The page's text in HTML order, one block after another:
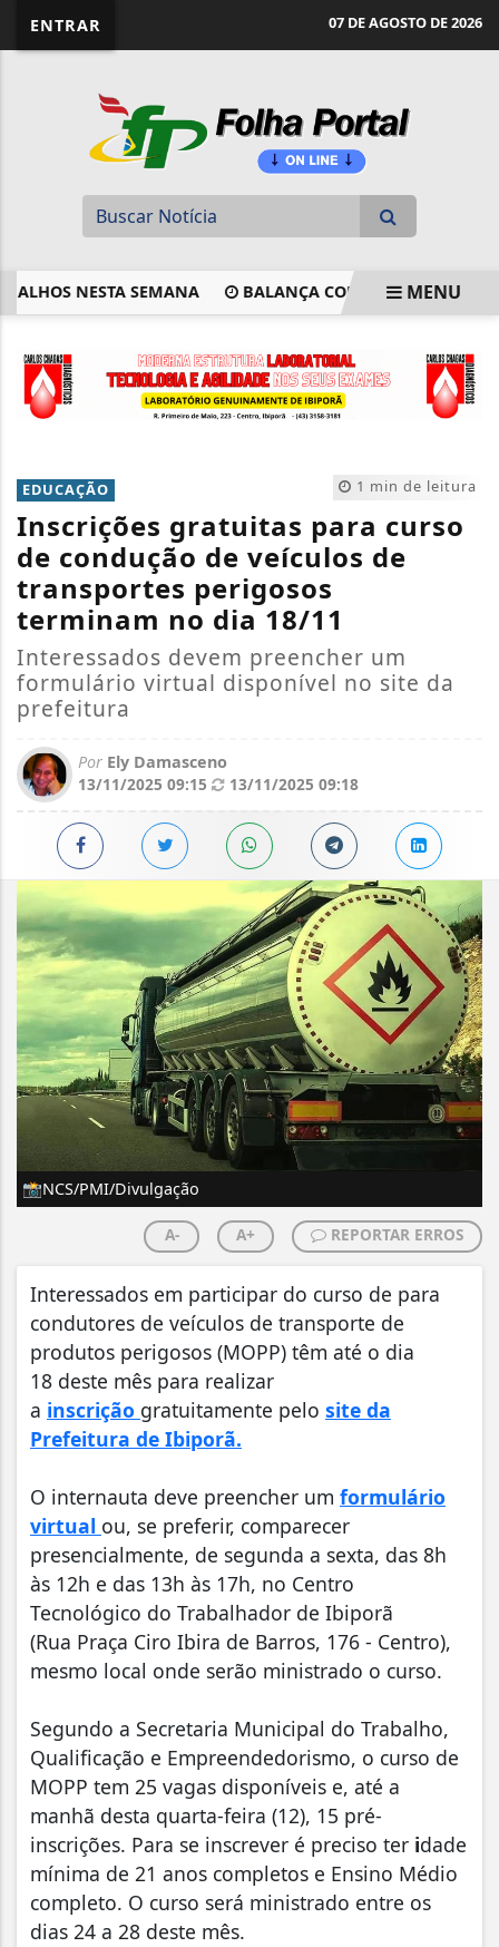
ENTRAR 07 DE AGOSTO DE 2026
NESTA SEMANA BALANÇA COMERCIAL DE JULHO
MENU
1 min de leitura
EDUCAÇÃO
Inscrições gratuitas para curso
de condução de veículos de
transportes perigosos
terminam no dia 18/11
Interessados devem preencher um
formulário virtual disponível no site da
prefeitura
Por Ely Damasceno
13/11/2025 09:15
13/11/2025 09:18
📸NCS/PMI/Divulgação
A- A+ REPORTAR ERROS
Interessados em participar do curso de para
condutores de veículos de transporte de
produtos perigosos (MOPP) têm até o dia
18 deste mês para realizar
a inscrição gratuitamente pelo site da
Prefeitura de Ibiporã.
O internauta deve preencher um formulário
virtual ou, se preferir, comparecer
presencialmente, de segunda a sexta, das 8h
às 12h e das 13h às 17h, no Centro
Tecnológico do Trabalhador de Ibiporã
(Rua Praça Ciro Ibira de Barros, 176 - Centro),
mesmo local onde serão ministrado o curso.
Segundo a Secretaria Municipal do Trabalho,
Qualificação e Empreendedorismo, o curso de
MOPP tem 25 vagas disponíveis e, até a
manhã desta quarta-feira (12), 15 pré-
inscrições. Para se inscrever é preciso ter idade
mínima de 21 anos completos e Ensino Médio
completo. O curso será ministrado entre os
dias 24 a 28 deste mês.